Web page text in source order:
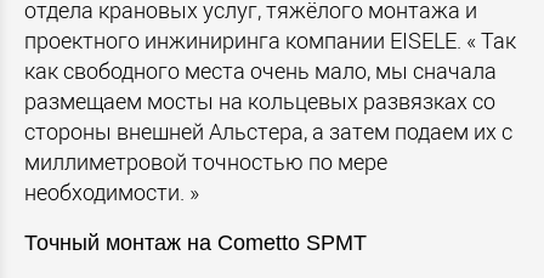
отдела крановых услуг, тяжёлого монтажа и
проектного инжиниринга компании EISELE. « Так
как свободного места очень мало, мы сначала
размещаем мосты на кольцевых развязках со
стороны внешней Альстера, а затем подаем их с
миллиметровой точностью по мере
необходимости. »
Точный монтаж на Cometto SPMT